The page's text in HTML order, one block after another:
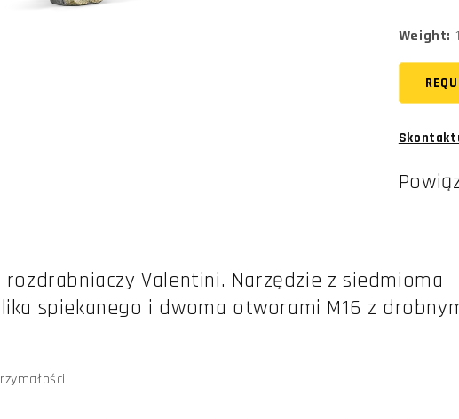
Weight:
rozdrabniaczy Valentini. Narzędzie z siedmioma
spiekanego i dwoma otworami M16 z